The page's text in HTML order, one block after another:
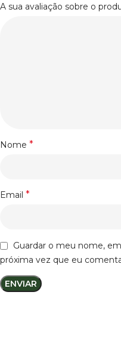
A sua avaliação sobre o
Nome *
Email *
Guardar o meu nome,
próxima vez que eu